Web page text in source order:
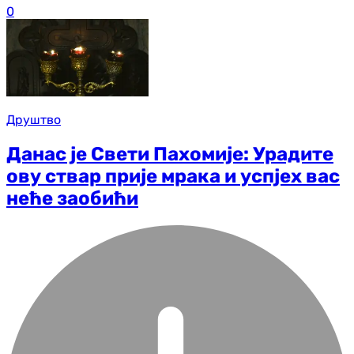
0
Друштво
Данас је Свети Пахомије: Урадите
ову ствар прије мрака и успјех вас
неће заобићи